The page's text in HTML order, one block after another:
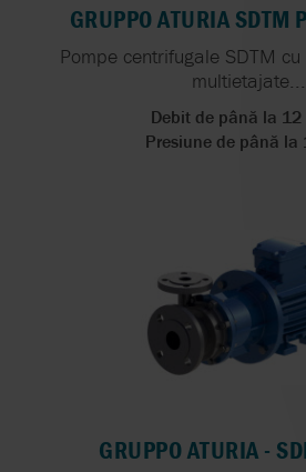
GRUPPO ATURIA SDTM
Pompe centrifugale SDTM
multietajate...
Debit de până la
Presiune de până la
GRUPPO ATURIA -